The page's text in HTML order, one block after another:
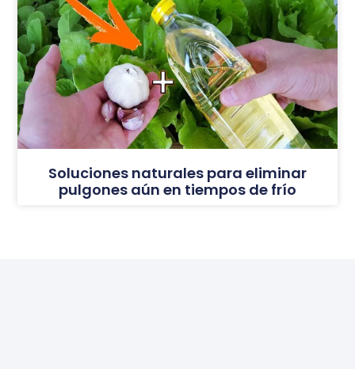
Soluciones naturales para eliminar
pulgones aún en tiempos de frío